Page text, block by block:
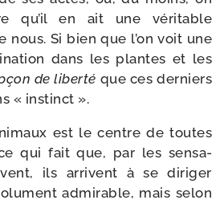
qu’il en ait une véri­table
nous. Si bien que l’on voit une
dans les plantes et les
de liber­té que ces der­niers
« instinct ».
est le centre de toutes
qui fait que, par les sen­sa­
ils arrivent à se diri­ger
admi­rable, mais selon